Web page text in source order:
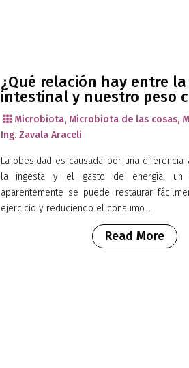
¿Qué relación hay entre
intestinal y nuestro peso
 Microbiota, Microbiota de las cosas,
Ing. Zavala Araceli
La obesidad es causada por una
la ingesta y el gasto de energía, un
aparentemente se puede restaurar
ejercicio y reduciendo el consumo...
Read More